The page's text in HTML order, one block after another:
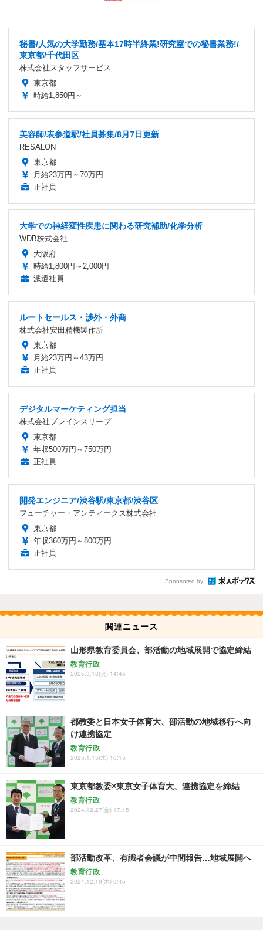
秘書/人気の大学勤務/基本17時半終業!研究室での秘書業務!/
東京都/千代田区
株式会社スタッフサービス
東京都
時給1,850円～
美容師/表参道駅/社員募集/8月7日更新
RESALON
東京都
月給23万円～70万円
正社員
大学での神経変性疾患に関わる研究補助/化学分析
WDB株式会社
大阪府
時給1,800円～2,000円
派遣社員
ルートセールス・渉外・外商
株式会社安田精機製作所
東京都
月給23万円～43万円
正社員
デジタルマーケティング担当
株式会社ブレインスリープ
東京都
年収500万円～750万円
正社員
開発エンジニア/渋谷駅/東京都/渋谷区
フューチャー・アンティークス株式会社
東京都
年収360万円～800万円
正社員
Sponsored by
関連ニュース
山形県教育委員会、部活動の地域展開で協定締結
教育行政
2025.3.18(火) 14:45
都教委と日本女子体育大、部活動の地域移行へ向
け連携協定
教育行政
2025.1.15(水) 10:15
東京都教委×東京女子体育大、連携協定を締結
教育行政
2024.12.27(金) 17:15
部活動改革、有識者会議が中間報告…地域展開へ
教育行政
2024.12.19(木) 9:45